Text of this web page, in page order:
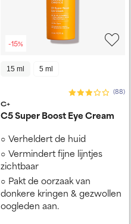
-15%
15 ml 5 ml
C+
(88)
C5 Super Boost Eye Cream
Verheldert de huid
Vermindert fijne lijntjes
zichtbaar
Pakt de oorzaak van
donkere kringen & gezwollen
oogleden aan.